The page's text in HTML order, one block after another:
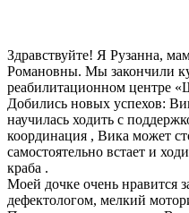
Здравствуйте! Я Рузанна,
Романовны. Мы закончили
реабилитационном центре
Добились новых успехов:
научилась ходить с
координация , Вика может
самостоятельно встает и
краба .
Моей дочке очень нравится​
дефектологом, мелкий